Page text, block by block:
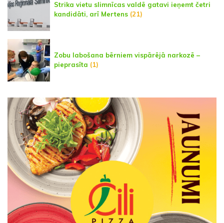
Strika vietu slimnīcas valdē gatavi ieņemt četri
kandidāti, arī Mertens (21)
Zobu labošana bērniem vispārējā narkozē –
pieprasīta (1)